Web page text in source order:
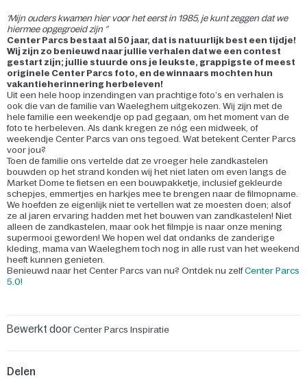
‘Mijn ouders kwamen hier voor het eerst in 1985, je kunt zeggen dat we
hiermee opgegroeid zijn ‘’
Center Parcs bestaat al 50 jaar, dat is natuurlijk best een tijdje!
Wij zijn zo benieuwd naar jullie verhalen dat we een contest
gestart zijn; jullie stuurde ons je leukste, grappigste of meest
originele Center Parcs foto, en de winnaars mochten hun
vakantieherinnering herbeleven!
Uit een hele hoop inzendingen van prachtige foto’s en verhalen is
ook die van de familie van Waeleghem uitgekozen. Wij zijn met de
hele familie een weekendje op pad gegaan, om het moment van de
foto te herbeleven. Als dank kregen ze nóg een midweek, of
weekendje Center Parcs van ons tegoed. Wat betekent Center Parcs
voor jou?
Toen de familie ons vertelde dat ze vroeger hele zandkastelen
bouwden op het strand konden wij het niet laten om even langs de
Market Dome te fietsen en een bouwpakketje, inclusief gekleurde
schepjes, emmertjes en harkjes mee te brengen naar de filmopname.
We hoefden ze eigenlijk niet te vertellen wat ze moesten doen; alsof
ze al jaren ervaring hadden met het bouwen van zandkastelen! Niet
alleen de zandkastelen, maar ook het filmpje is naar onze mening
supermooi geworden! We hopen wel dat ondanks de zanderige
kleding, mama van Waeleghem toch nog in alle rust van het weekend
heeft kunnen genieten.
Benieuwd naar het Center Parcs van nu? Ontdek nu zelfCenter Parcs
5.0!
Bewerkt doorCenter Parcs Inspiratie
Delen